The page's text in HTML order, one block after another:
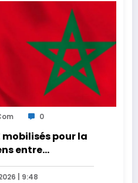
0
mobilisés pour la
entre
| 9:48